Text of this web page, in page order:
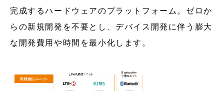
完成するハードウェアのプラットフォーム。ゼロか
らの新規開発を不要とし、デバイス開発に伴う膨大
な開発費用や時間を最小化します。